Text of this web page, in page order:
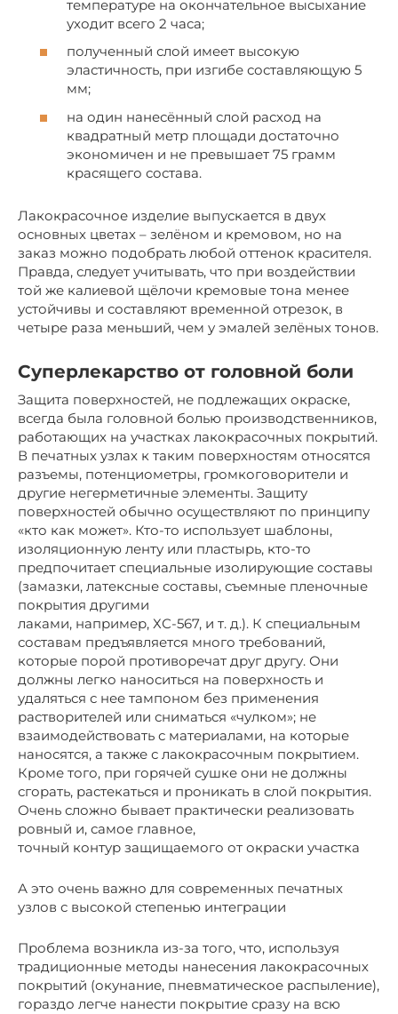
температуре на окончательное высыхание
уходит всего 2 часа;
полученный слой имеет высокую
эластичность, при изгибе составляющую 5
мм;
на один нанесённый слой расход на
квадратный метр площади достаточно
экономичен и не превышает 75 грамм
красящего состава.
Лакокрасочное изделие выпускается в двух
основных цветах – зелёном и кремовом, но на
заказ можно подобрать любой оттенок красителя.
Правда, следует учитывать, что при воздействии
той же калиевой щёлочи кремовые тона менее
устойчивы и составляют временной отрезок, в
четыре раза меньший, чем у эмалей зелёных тонов.
Суперлекарство от головной боли
Защита поверхностей, не подлежащих окраске,
всегда была головной болью производственников,
работающих на участках лакокрасочных покрытий.
В печатных узлах к таким поверхностям относятся
разъемы, потенциометры, громкоговорители и
другие негерметичные элементы. Защиту
поверхностей обычно осуществляют по принципу
«кто как может». Кто-то использует шаблоны,
изоляционную ленту или пластырь, кто-то
предпочитает специальные изолирующие составы
(замазки, латексные составы, съемные пленочные
покрытия другими
лаками, например, ХС-567, и т. д.). К специальным
составам предъявляется много требований,
которые порой противоречат друг другу. Они
должны легко наноситься на поверхность и
удаляться с нее тампоном без применения
растворителей или сниматься «чулком»; не
взаимодействовать с материалами, на которые
наносятся, а также с лакокрасочным покрытием.
Кроме того, при горячей сушке они не должны
сгорать, растекаться и проникать в слой покрытия.
Очень сложно бывает практически реализовать
ровный и, самое главное,
точный контур защищаемого от окраски участка
А это очень важно для современных печатных
узлов с высокой степенью интеграции
Проблема возникла из-за того, что, используя
традиционные методы нанесения лакокрасочных
покрытий (окунание, пневматическое распыление),
гораздо легче нанести покрытие сразу на всю